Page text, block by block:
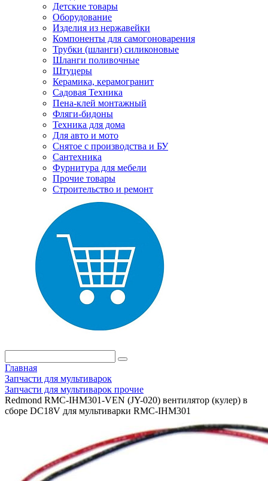
Детские товары
Оборудование
Изделия из нержавейки
Компоненты для самогоноварения
Трубки (шланги) силиконовые
Шланги поливочные
Штуцеры
Керамика, керамогранит
Садовая Техника
Пена-клей монтажный
Фляги-бидоны
Техника для дома
Для авто и мото
Снятое с производства и БУ
Сантехника
Фурнитура для мебели
Прочие товары
Строительство и ремонт
Главная
Запчасти для мультиварок
Запчасти для мультиварок прочие
Redmond RMC-IHM301-VEN (JY-020) вентилятор (кулер) в
сборе DC18V для мультиварки RMC-IHМ301